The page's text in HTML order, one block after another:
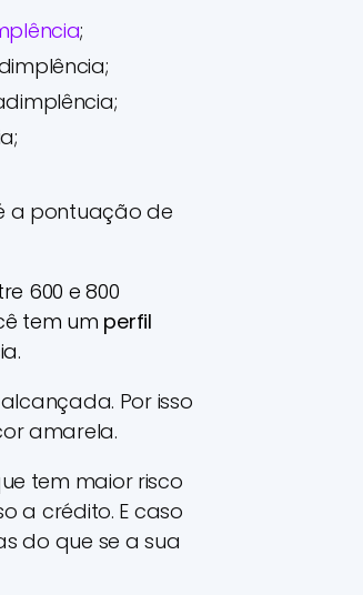
;
a pontuação de
600 e 800
tem um perfil
Por isso
amarela.
tem maior risco
a crédito. E caso
do que se a sua